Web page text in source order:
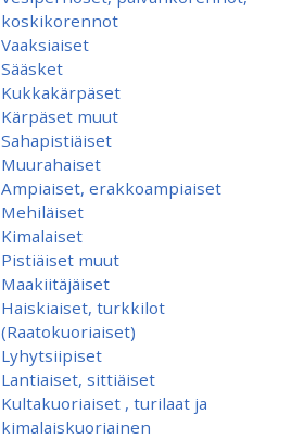
koskikorennot
Vaaksiaiset
Sääsket
Kukkakärpäset
Kärpäset muut
Sahapistiäiset
Muurahaiset
Ampiaiset, erakkoampiaiset
Mehiläiset
Kimalaiset
Pistiäiset muut
Maakiitäjäiset
Haiskiaiset, turkkilot
(Raatokuoriaiset)
Lyhytsiipiset
Lantiaiset, sittiäiset
Kultakuoriaiset , turilaat ja
kimalaiskuoriainen